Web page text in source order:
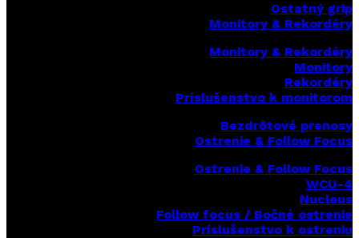
Ostatný grip
Monitory & Rekordéry
Monitory & Rekordéry
Monitory
Rekordéry
Príslušenstvo k monitorom
Bezdrôtové prenosy
Ostrenie & Follow Focus
Ostrenie & Follow Focus
WCU-4
Nucleus
Follow focus / Bočné ostrenie
Príslušenstvo k ostreniu